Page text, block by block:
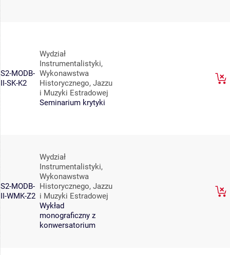
S2-MODB-
II-SK-K2
Wydział
Instrumentalistyki,
Wykonawstwa
Historycznego, Jazzu
i Muzyki Estradowej
Seminarium krytyki
S2-MODB-
II-WMK-Z2
Wydział
Instrumentalistyki,
Wykonawstwa
Historycznego, Jazzu
i Muzyki Estradowej
Wykład
monograficzny z
konwersatorium